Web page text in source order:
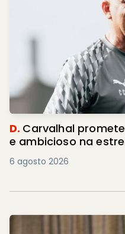
D. Carvalhal
e ambicioso na
6 agosto 2026